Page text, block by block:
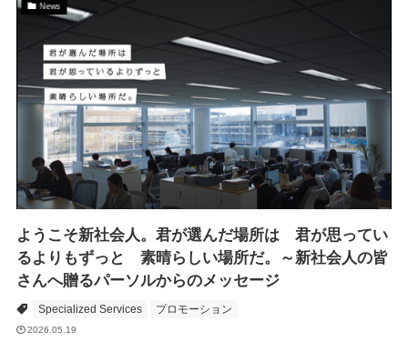
News
ようこそ新社会人。君が選んだ場所は 君が思ってい
るよりもずっと 素晴らしい場所だ。～新社会人の皆
さんへ贈るパーソルからのメッセージ
Specialized Services プロモーション
2026.05.19